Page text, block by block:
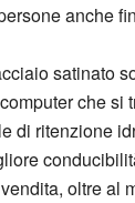
anche
satinato
che si
di ritenzione
oltre al